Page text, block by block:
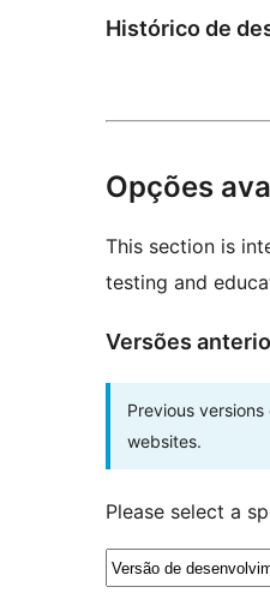
Histórico de
Opções
This section is
testing and
Versões
Previous
websites.
Please select a